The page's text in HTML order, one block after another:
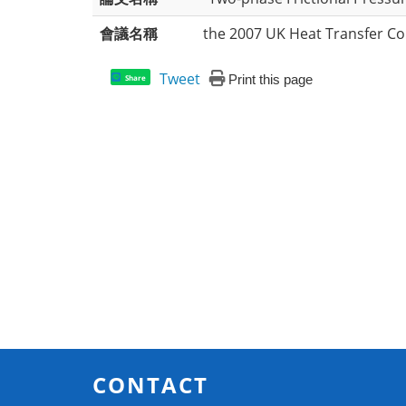
會議名稱
the 2007 UK Heat Transfer
Share Tweet Print this page
CONTACT